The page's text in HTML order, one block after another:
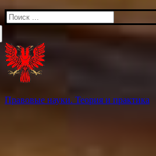
Искать:
Правовые науки. Теория и практика